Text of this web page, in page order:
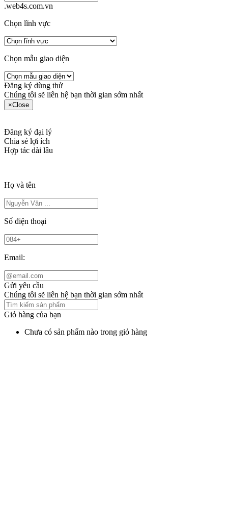
.web4s.com.vn
Chọn lĩnh vực
Chọn mẫu giao diện
Đăng ký dùng thử
Chúng tôi sẽ liên hệ bạn thời gian sớm nhất
×Close
Đăng ký đại lý
Chia sẻ lợi ích
Hợp tác dài lâu
Họ và tên
Số điện thoại
Email:
Gửi yêu cầu
Chúng tôi sẽ liên hệ bạn thời gian sớm nhất
Giỏ hàng của bạn
Chưa có sản phẩm nào trong giỏ hàng